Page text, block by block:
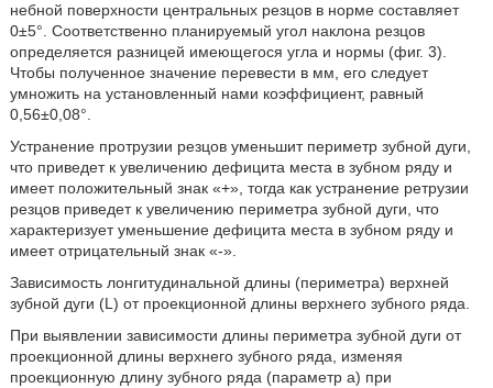
небной поверхности центральных резцов в норме составляет
0±5°. Соответственно планируемый угол наклона резцов
определяется разницей имеющегося угла и нормы (фиг. 3).
Чтобы полученное значение перевести в мм, его следует
умножить на установленный нами коэффициент, равный
0,56±0,08°.
Устранение протрузии резцов уменьшит периметр зубной дуги,
что приведет к увеличению дефицита места в зубном ряду и
имеет положительный знак «+», тогда как устранение ретрузии
резцов приведет к увеличению периметра зубной дуги, что
характеризует уменьшение дефицита места в зубном ряду и
имеет отрицательный знак «-».
Зависимость лонгитудинальной длины (периметра) верхней
зубной дуги (L) от проекционной длины верхнего зубного ряда.
При выявлении зависимости длины периметра зубной дуги от
проекционной длины верхнего зубного ряда, изменяя
проекционную длину зубного ряда (параметр а) при